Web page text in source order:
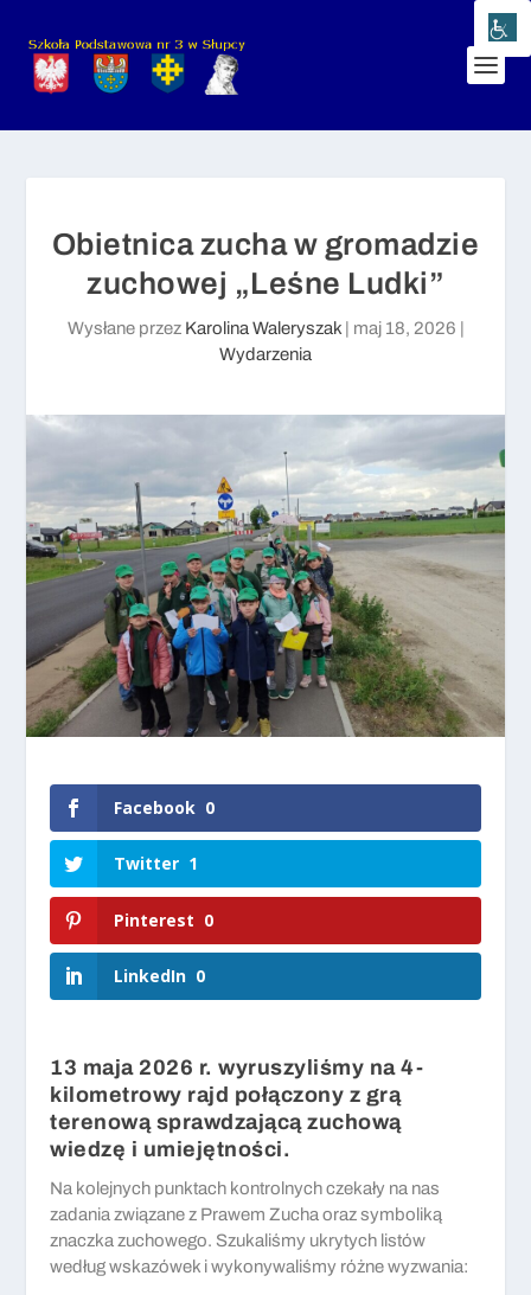
Obietnica zucha w gromadzie
zuchowej „Leśne Ludki”
Wysłane przez Karolina Waleryszak| maj 18, 2026
Wydarzenia
Facebook 0
Twitter 1
Pinterest 0
LinkedIn 0
13 maja 2026 r. wyruszyliśmy na 4-
kilometrowy rajd połączony z grą
terenową sprawdzającą zuchową
wiedzę i umiejętności.
Na kolejnych punktach kontrolnych czekały na nas
zadania związane z Prawem Zucha oraz symboliką
znaczka zuchowego. Szukaliśmy ukrytych listów
według wskazówek i wykonywaliśmy różne wyzwania: